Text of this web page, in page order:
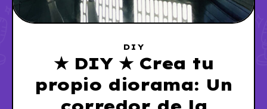
DIY
★ DIY ★ Crea tu
propio diorama: Un